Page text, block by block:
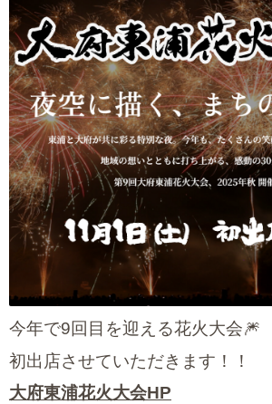
今年で9回目を迎える花火大会🎆
初出店させていただきます！！
大府東浦花火大会HP